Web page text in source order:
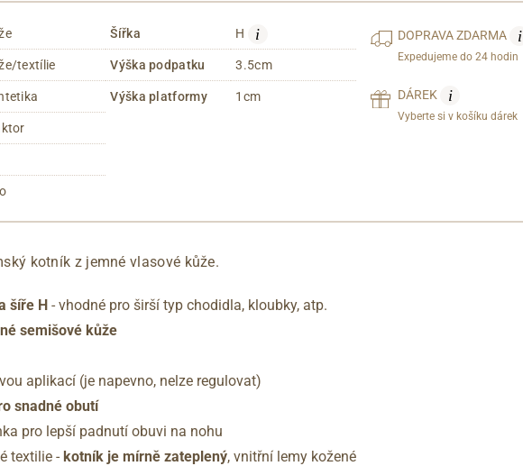
textílie
Šířka H i
Výška podpatku 3.5cm
Výška platformy 1cm
DOPRAVAZDARMA i
Expedujeme do 24 hodin
DÁREK i
Vyberte si v košíku dárek
kotník z jemné vlasové kůže.
šíře H - vhodné pro širší typ chodidla, kloubky, atp.
semišové kůže
aplikací (je napevno, nelze regulovat)
snadné obutí
pro lepší padnutí obuvi na nohu
textilie - kotník je mírně zateplený, vnitřní lemy kožené